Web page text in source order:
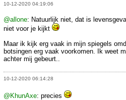
10-12-2020 04:19:06
@allone: Natuurlijk niet, dat is
niet voor je kijkt
Maar ik kijk erg vaak in mijn spiegels
botsingen erg vaak voorkomen. Ik weet
achter mij gebeurt..
10-12-2020 06:14:28
@KhunAxe: precies